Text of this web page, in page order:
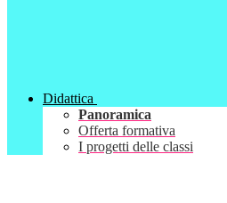
Didattica
Panoramica
Offerta formativa
I progetti delle classi